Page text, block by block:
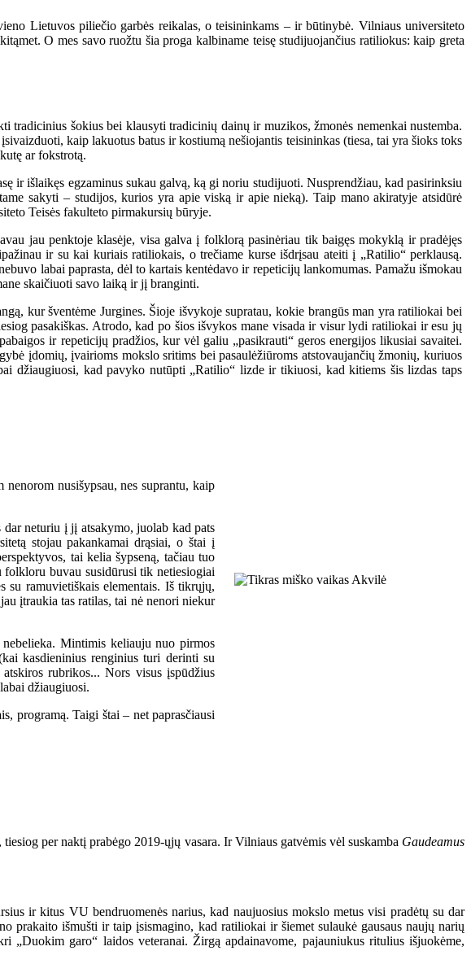
Lietuvos piliečio garbės reikalas, o teisininkams – ir būtinybė. Vilniaus universiteto
O mes savo ruožtu šia proga kalbiname teisę studijuojančius ratiliokus: kaip greta
tradicinius šokius bei klausyti tradicinių dainų ir muzikos, žmonės nemenkai nustemba.
kaip lakuotus batus ir kostiumą nešiojantis teisininkas (tiesa, tai yra šioks toks
ar fokstrotą.
ir išlaikęs egzaminus sukau galvą, ką gi noriu studijuoti. Nusprendžiau, kad pasirinksiu
sakyti – studijos, kurios yra apie viską ir apie nieką). Taip mano akiratyje atsidūrė
Teisės fakulteto pirmakursių būryje.
jau penktoje klasėje, visa galva į folklorą pasinėriau tik baigęs mokyklą ir pradėjęs
ir su kai kuriais ratiliokais, o trečiame kurse išdrįsau ateiti į „Ratilio“ perklausą.
labai paprasta, dėl to kartais kentėdavo ir repeticijų lankomumas. Pamažu išmokau
skaičiuoti savo laiką ir jį branginti.
kur šventėme Jurgines. Šioje išvykoje supratau, kokie brangūs man yra ratiliokai bei
pasakiškas. Atrodo, kad po šios išvykos mane visada ir visur lydi ratiliokai ir esu jų
ir repeticijų pradžios, kur vėl galiu „pasikrauti“ geros energijos likusiai savaitei.
įdomių, įvairioms mokslo sritims bei pasaulėžiūroms atstovaujančių žmonių, kuriuos
džiaugiuosi, kad pavyko nutūpti „Ratilio“ lizde ir tikiuosi, kad kitiems šis lizdas taps
nusišypsau, nes suprantu, kaip
neturiu į jį atsakymo, juolab kad pats
stojau pakankamai drąsiai, o štai į
tai kelia šypseną, tačiau tuo
buvau susidūrusi tik netiesiogiai
su ramuvietiškais elementais. Iš tikrųjų,
įtraukia tas ratilas, tai nė nenori niekur
Mintimis keliauju nuo pirmos
kasdieninius renginius turi derinti su
rubrikos... Nors visus įspūdžius
džiaugiuosi.
programą. Taigi štai – net paprasčiausi
per naktį prabėgo 2019-ųjų vasara. Ir Vilniaus gatvėmis vėl suskamba Gaudeamus
ir kitus VU bendruomenės narius, kad naujuosius mokslo metus visi pradėtų su dar
prakaito išmušti ir taip įsismagino, kad ratiliokai ir šiemet sulaukė gausaus naujų narių
garo“ laidos veteranai. Žirgą apdainavome, pajauniukus ritulius išjuokėme,